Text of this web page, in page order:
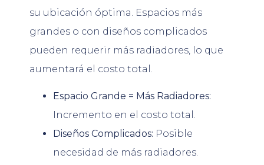
su ubicación óptima. Espacios más
grandes o con diseños complicados
pueden requerir más radiadores, lo que
aumentará el costo total.
Espacio Grande = Más Radiadores:
Incremento en el costo total.
Diseños Complicados: Posible
necesidad de más radiadores.